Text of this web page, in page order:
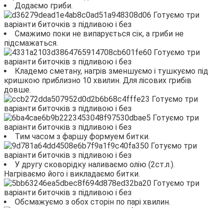
Додаємо гриби.
Смажимо поки не випарується сік, а гриби не
підсмажаться.
Кладемо сметану, нагрів зменшуємо і тушкуємо під
кришкою приблизно 10 хвилин. Для лісових грибів
довше.
Тим часом з фаршу формуем битки.
У другу сковорідку наливаємо олію (2ст.л.).
Нагріваємо його і викладаємо битки.
Обсмажуємо з обох сторін по парі хвилин.